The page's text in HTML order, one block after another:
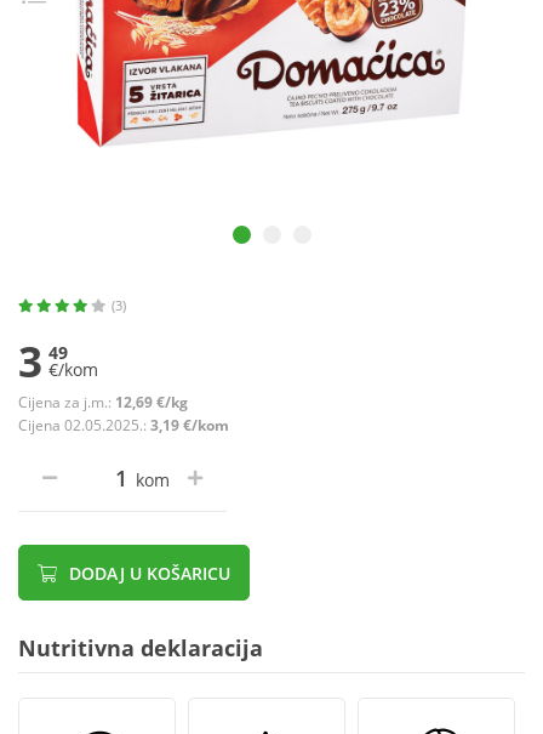
(3)
3 49
€/kom
Cijena za j.m.: 12,69 €/kg
Cijena 02.05.2025.: 3,19 €/kom
kom
DODAJ U KOŠARICU
Nutritivna deklaracija